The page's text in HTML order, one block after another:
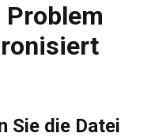
Problem
Sie die Datei